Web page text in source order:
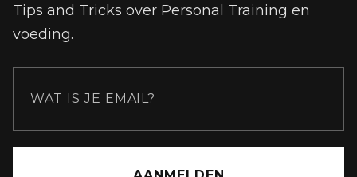
Tips and Tricks over Personal Training en
voeding.